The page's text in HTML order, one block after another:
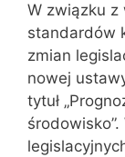
W związku z
standardów
zmian
nowej
tytuł